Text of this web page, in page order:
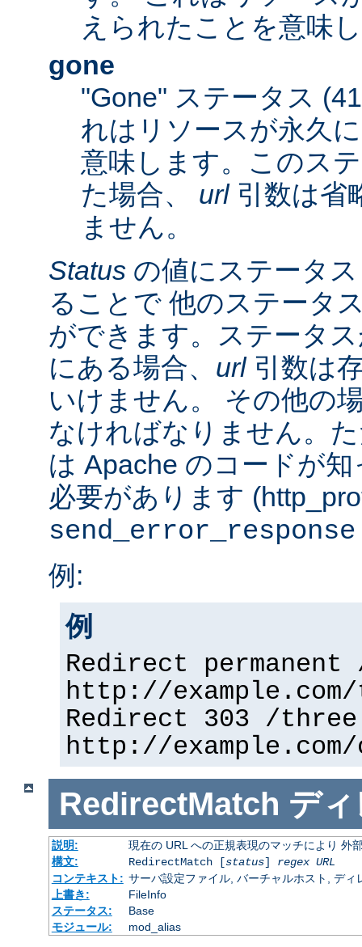
えられたことを意味
gone
"Gone" ステータス
れはリソースが永久
意味します。このス
た場合、 url引数は省
ません。
Status の値にステータ
ることで 他のステータ
ができます。ステータ
にある場合、 url引数は
いけません。 その他の
なければなりません。
は Apache のコードが
必要があります
send_error_response
例:
例
Redirect permanent
http://example.com/
Redirect 303 /three
http://
RedirectMatch デ
説明:
現在の URL への正規表現のマッチにより 外
構文:
RedirectMatch [status] regex URL
コンテキスト: サーバ設定ファイル, バーチャルホスト, ディ
上書き:
FileInfo
ステータス:
Base
モジュール:
mod_alias